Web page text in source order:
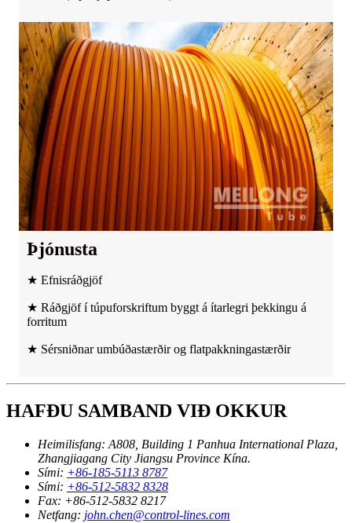
Þjónusta
★ Efnisráðgjöf
★ Ráðgjöf í túpuforskriftum byggt á ítarlegri þekkingu á
forritum
★ Sérsniðnar umbúðastærðir og flatpakkningastærðir
HAFÐU SAMBAND VIÐ OKKUR
Heimilisfang: A808, Building 1 Panhua International Plaza,
Zhangjiagang City Jiangsu Province Kína.
Sími: +86-185-5113 8787
Sími: +86-512-5832 8328
Fax: +86-512-5832 8217
Netfang: john.chen@control-lines.com